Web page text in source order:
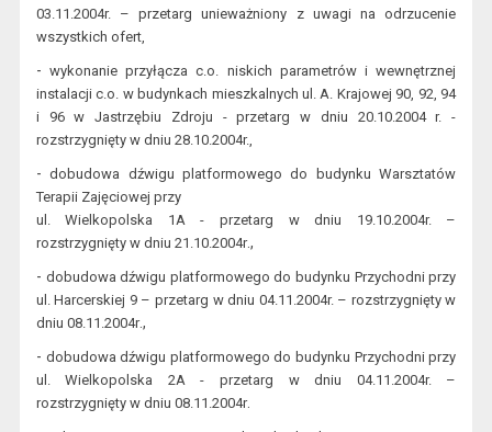
03.11.2004r. – przetarg unieważniony z uwagina odrzucenie
wszystkich ofert,
-wykonanie przyłącza c.o. niskich parametrów i wewnętrznej
instalacji c.o. w budynkach mieszkalnych ul. A. Krajowej 90, 92, 94
i 96 w Jastrzębiu Zdroju - przetarg w dniu 20.10.2004 r. -
rozstrzygnięty w dniu 28.10.2004r.,
-dobudowa dźwigu platformowego do budynku Warsztatów
Terapii Zajęciowej przy
ul. Wielkopolska 1A - przetarg w dniu 19.10.2004r. –
rozstrzygnięty w dniu 21.10.2004r.,
- dobudowa dźwigu platformowego do budynku Przychodni przy
ul. Harcerskiej 9 – przetarg w dniu 04.11.2004r. – rozstrzygnięty w
dniu 08.11.2004r.,
- dobudowa dźwigu platformowego do budynku Przychodni przy
ul. Wielkopolska 2A - przetarg w dniu 04.11.2004r. –
rozstrzygnięty w dniu 08.11.2004r.